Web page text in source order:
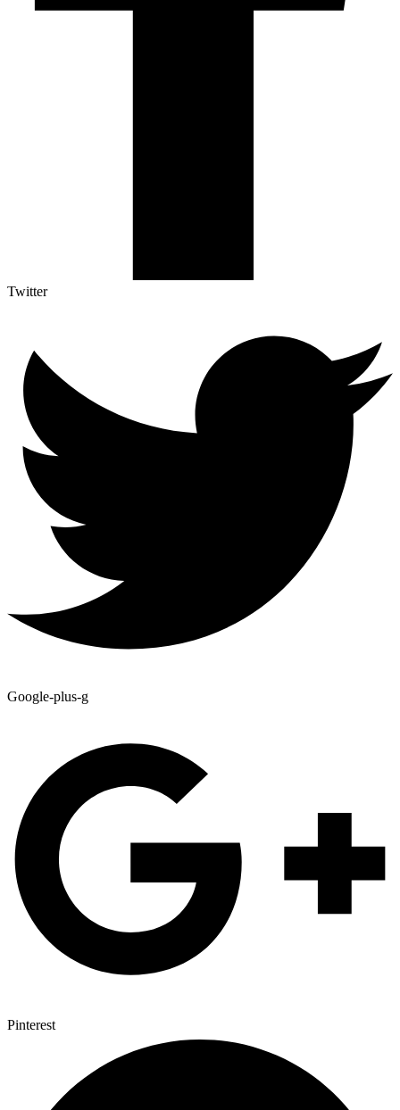
Twitter
Google-plus-g
Pinterest